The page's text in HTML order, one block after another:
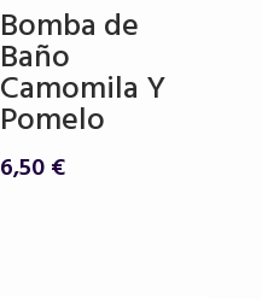
Bomba de
Baño
Camomila Y
Pomelo
6,50€